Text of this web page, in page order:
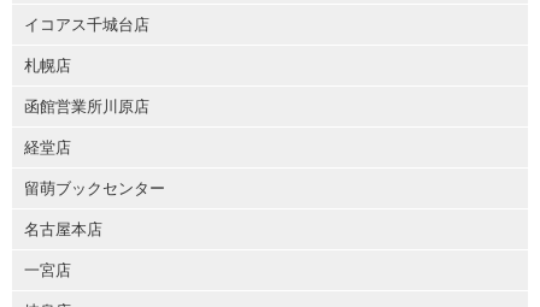
イコアス千城台店
札幌店
函館営業所川原店
経堂店
留萌ブックセンター
名古屋本店
一宮店